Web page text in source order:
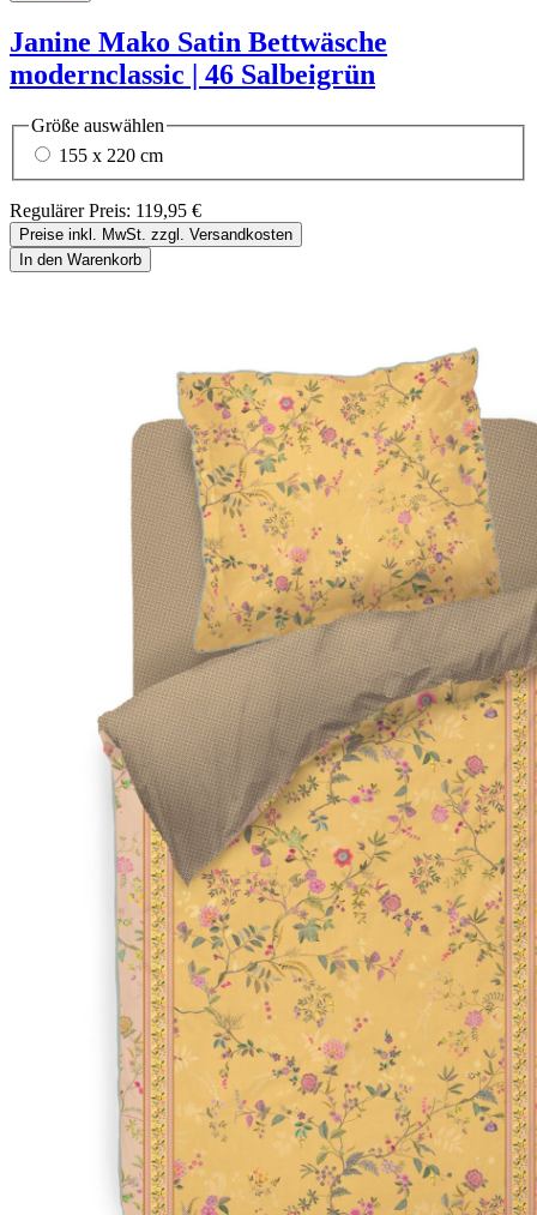
Janine Mako Satin Bettwäsche
modernclassic | 46 Salbeigrün
Größe auswählen
155 x 220 cm
Regulärer Preis: 119,95 €
Preise inkl. MwSt. zzgl. Versandkosten
In den Warenkorb